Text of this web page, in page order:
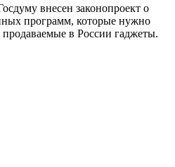
внесен законопроект о
программ, которые нужно
продаваемые в России гаджеты.